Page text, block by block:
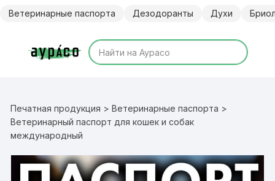
Ветеринарные паспорта Дезодоранты Духи
Печатная продукция >Ветеринарные паспорта >
Ветеринарный паспорт для кошек и собак
международный